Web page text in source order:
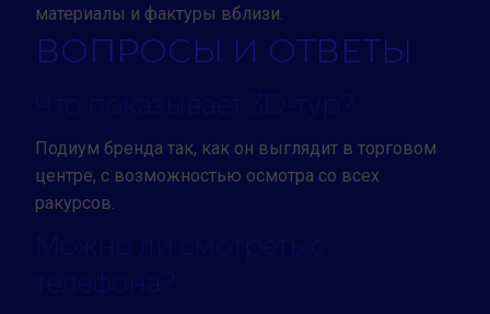
материалы и фактуры вблизи.
ВОПРОСЫ И ОТВЕТЫ
Что показывает 3D-тур?
Подиум бренда так, как он выглядит в торговом
центре, с возможностью осмотра со всех
ракурсов.
Можно ли смотреть с
телефона?